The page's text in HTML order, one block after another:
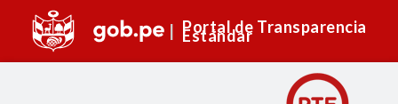
Portal de Transparencia
Estándar